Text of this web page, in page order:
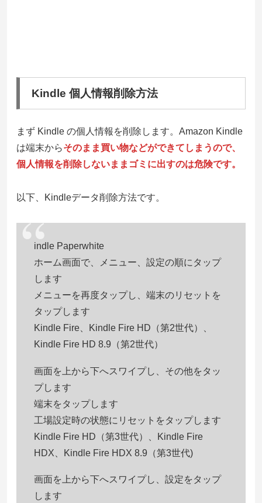
Kindle 個人情報削除方法
まず Kindle の個人情報を削除します。Amazon Kindle
は端末からそのまま買い物などができてしまうので、
個人情報を削除しないままゴミに出すのは危険です。
以下、Kindleデータ削除方法です。
indle Paperwhite
ホーム画面で、メニュー、設定の順にタップ
します
メニューを再度タップし、端末のリセットを
タップします
Kindle Fire、Kindle Fire HD（第2世代）、
Kindle Fire HD 8.9（第2世代）
画面を上から下へスワイプし、その他をタッ
プします
端末をタップします
工場設定時の状態にリセットをタップします
Kindle Fire HD（第3世代）、Kindle Fire
HDX、Kindle Fire HDX 8.9（第3世代)
画面を上から下へスワイプし、設定をタップ
します